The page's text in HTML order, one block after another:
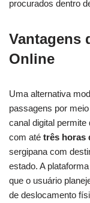
procurados dentro
Vantagens
Online
Uma alternativa
passagens por
canal digital
com até três horas
sergipana com
estado. A
que o usuário
de deslocamento